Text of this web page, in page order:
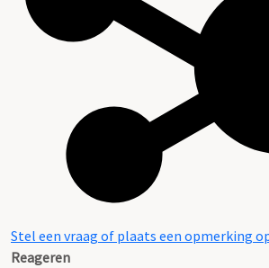
Stel een vraag of plaats een opmerking
Reageren